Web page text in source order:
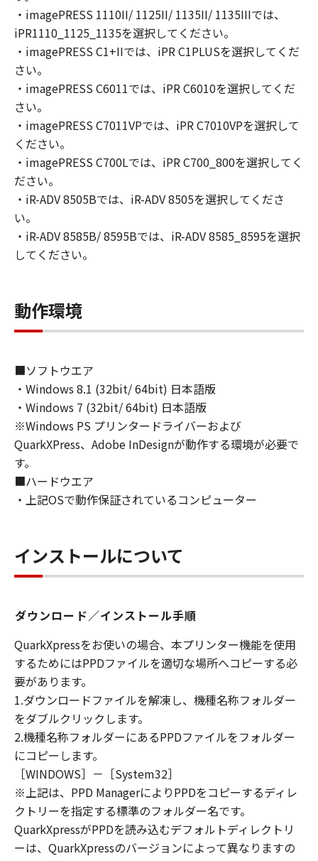
よび条件を遵守させるとともに、その履行に関
し全責任を負うことを条件とします。
(2) お客様は、上記(1)に基づいて「本ソフトウ
ェア」を使用するためのバックアップとして、
「本ソフトウェア」を１部、複製することがで
きます。
(3) 上記(1)および(2)に定める場合を除き、キヤ
ノンまたはキヤノンのライセンサーのいかなる
知的財産権も、明示たると黙示たるとを問わ
ず、本契約書によってお客様に譲渡あるいは許
諾されるものではありません。
(1) お客様は、再使用許諾、譲渡、販売、頒
布、リースもしくは貸与その他の方法により、
第三者に「本ソフトウェア」を使用させること
(2) お客様は、「本ソフトウェア」の全部また
は一部を修正、改変、逆コンパイル、逆アセン
ブル、その他リバースエンジニアリング等する
為をさせてはなりません。
３．著作権表示
お客様は、「本ソフトウェア」に含まれるキヤ
ノンまたはキヤノンのライセンサーの著作権表
示を変更し、除去しもしくは削除してはなりま
４．所有権
ライセンサーに帰属します。
お客様は、日本国政府または関連する外国政府
より必要な許可等を得ることなしに、「本ソフ
トウェア」の全部または一部を、直接または間
接に輸出してはなりません。
６．サポートおよびアップデート
キヤノン、キヤノンの子会社、関係会社、それ
らの販売代理店および販売店、並びにキヤノン
のライセンサーは、お客様による「本ソフトウ
ェア」の使用を支援すること、および「本ソフ
トウェア」に対してアップデート、バグの修正
あるいはサポートを行うことについて、いかな
る責任も負うものではありません。
７．保証の否認・免責
・imagePRESS 1110II/ 1125II/ 1135II/ 1135IIIでは、
iPR1110_1125_1135を選択してください。
・imagePRESS C1+IIでは、iPR C1PLUSを選択してくだ
さい。
・imagePRESS C6011では、iPR C6010を選択してくだ
さい。
・imagePRESS C7011VPでは、iPR C7010VPを選択して
ください。
・imagePRESS C700Lでは、iPR C700_800を選択してく
ださい。
・iR-ADV 8505Bでは、iR-ADV 8505を選択してくださ
い。
・iR-ADV 8585B/ 8595Bでは、iR-ADV 8585_8595を選択
してください。
動作環境
■ソフトウエア
・Windows 8.1 (32bit/ 64bit) 日本語版
・Windows 7 (32bit/ 64bit) 日本語版
※Windows PS プリンタードライバーおよび
QuarkXPress、Adobe InDesignが動作する環境が必要で
す。
■ハードウエア
・上記OSで動作保証されているコンピューター
インストールについて
ダウンロード／インストール手順
QuarkXpressをお使いの場合、本プリンター機能を使用
するためにはPPDファイルを適切な場所へコピーする必
要があります。
1.ダウンロードファイルを解凍し、機種名称フォルダー
をダブルクリックします。
2.機種名称フォルダーにあるPPDファイルをフォルダー
にコピーします。
［WINDOWS］－［System32］
※上記は、PPD ManagerによりPPDをコピーするディレ
クトリーを指定する標準のフォルダー名です。
QuarkXpressがPPDを読み込むデフォルトディレクトリ
ーは、QuarkXpressのバージョンによって異なりますの